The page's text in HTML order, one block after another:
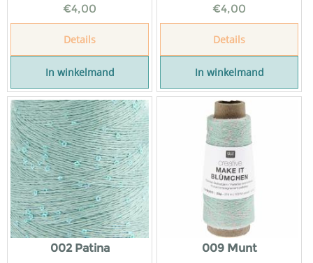
€4,00
Details
In winkelmand
€4,00
Details
In winkelmand
002 Patina 009 Munt